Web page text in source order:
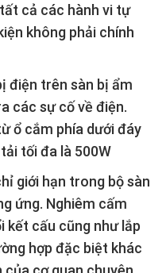
cả các hành vi tự
không phải chính
điện trên sàn bị ẩm
các sự cố về điện.
ổ cắm phía dưới đáy
tối đa là 500W
giới hạn trong bộ sàn
ứng. Nghiêm cấm
kết cấu cũng như lắp
hợp đặc biệt khác